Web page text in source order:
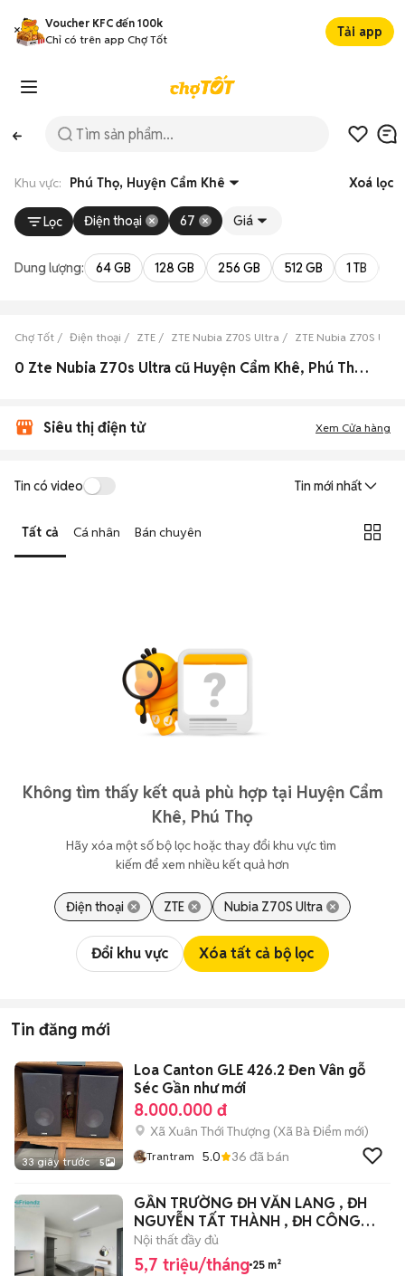
Voucher KFC đến 100k
Chỉ có trên app Chợ Tốt
Tải app
Khu vực: Phú Thọ, Huyện Cẩm Khê Xoá lọc
Lọc Điện thoại 67 Giá
Dung lượng: 64 GB 128 GB 256 GB 512 GB 1 TB
Chợ Tốt Điện thoại ZTE ZTE Nubia Z70S Ultra ZTE Nubia Z70S Ultra
0 Zte Nubia Z70s Ultra cũ Huyện Cẩm Khê, Phú Thọ đẹp
Siêu thị điện tử Xem Cửa hàng
Tin có video Tin mới nhất
Tất cả Cá nhân Bán chuyên
Không tìm thấy kết quả phù hợp tại Huyện Cẩm
Khê, Phú Thọ
Hãy xóa một số bộ lọc hoặc thay đổi khu vực tìm
kiếm để xem nhiều kết quả hơn
Điện thoại ZTE Nubia Z70S Ultra
Đổi khu vực Xóa tất cả bộ lọc
Tin đăng mới
33 giây trước 5
Loa Canton GLE 426.2 Đen Vân gỗ
Séc Gần như mới
8.000.000 đ
Xã Xuân Thới Thượng (Xã Bà Điểm mới)
Trantram 5.0 36 đã bán
GẦN TRƯỜNG ĐH VĂN LANG , ĐH
NGUYỄN TẤT THÀNH , ĐH CÔNG
NGHIỆP 4 .
Nội thất đầy đủ
5,7 triệu/tháng 25 m²